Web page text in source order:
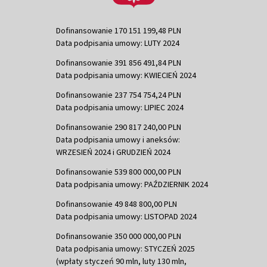
Dofinansowanie 170 151 199,48 PLN
Data podpisania umowy: LUTY 2024
Dofinansowanie 391 856 491,84 PLN
Data podpisania umowy: KWIECIEŃ 2024
Dofinansowanie 237 754 754,24 PLN
Data podpisania umowy: LIPIEC 2024
Dofinansowanie 290 817 240,00 PLN
Data podpisania umowy i aneksów:
WRZESIEŃ 2024 i GRUDZIEŃ 2024
Dofinansowanie 539 800 000,00 PLN
Data podpisania umowy: PAŹDZIERNIK 2024
Dofinansowanie 49 848 800,00 PLN
Data podpisania umowy: LISTOPAD 2024
Dofinansowanie 350 000 000,00 PLN
Data podpisania umowy: STYCZEŃ 2025
(wpłaty styczeń 90 mln, luty 130 mln,